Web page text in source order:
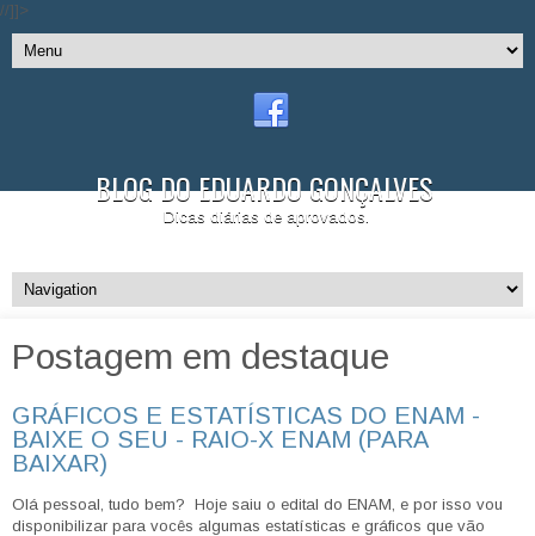
//]]>
BLOG DO EDUARDO GONÇALVES
Dicas diárias de aprovados.
Postagem em destaque
GRÁFICOS E ESTATÍSTICAS DO ENAM -
BAIXE O SEU - RAIO-X ENAM (PARA
BAIXAR)
Olá pessoal, tudo bem? Hoje saiu o edital do ENAM, e por isso vou
disponibilizar para vocês algumas estatísticas e gráficos que vão